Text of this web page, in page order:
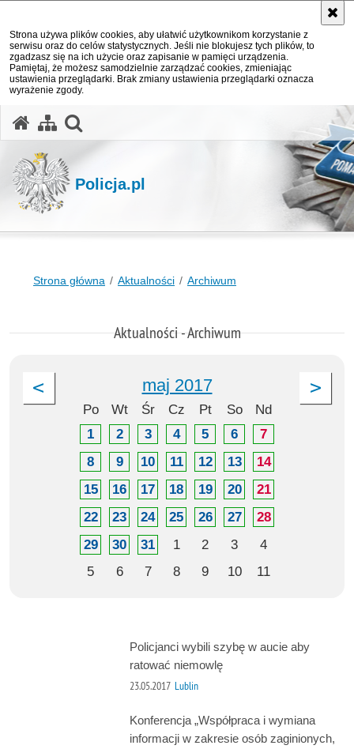
Strona używa plików cookies, aby ułatwić użytkownikom korzystanie z
serwisu oraz do celów statystycznych. Jeśli nie blokujesz tych plików, to
zgadzasz się na ich użycie oraz zapisanie w pamięci urządzenia.
Pamiętaj, że możesz samodzielnie zarządzać cookies, zmieniając
ustawienia przeglądarki. Brak zmiany ustawienia przeglądarki oznacza
wyrażenie zgody.
Policja.pl
Strona główna Aktualności Archiwum
Aktualności - Archiwum
maj 2017
Po Wt Śr Cz Pt So
Nd
1
2 3 4 5 6
7
8
9 10 11 12 13
14
15
16 17 18 19 20
21
22
23 24 25 26 27
28
29
30 31 1 2 3
4
5
6 7 8 9 10 11
Policjanci wybili szybę w aucie aby
ratować niemowlę
23.05.2017 Lublin
Konferencja „Współpraca i wymiana
informacji w zakresie osób zaginionych,